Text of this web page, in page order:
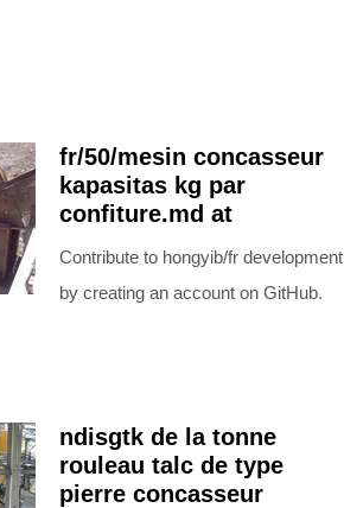
fr/50/mesin concasseur
kapasitas kg par
confiture.md at
Contribute to hongyib/fr development
by creating an account on GitHub.
ndisgtk de la tonne
rouleau talc de type
pierre concasseur